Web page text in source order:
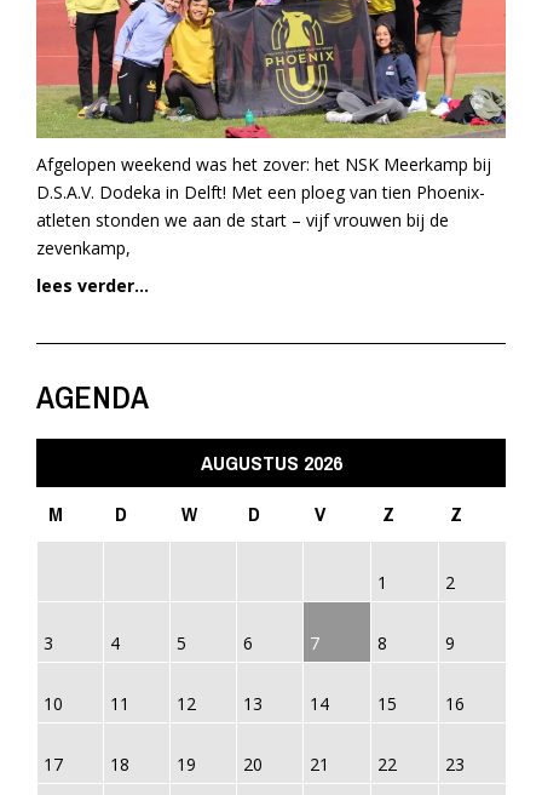
Afgelopen weekend was het zover: het NSK Meerkamp bij
D.S.A.V. Dodeka in Delft! Met een ploeg van tien Phoenix-
atleten stonden we aan de start – vijf vrouwen bij de
zevenkamp,
lees verder...
AGENDA
AUGUSTUS 2026
M
D W D V Z Z
1 2
3 4 5 6 7 8 9
10 11 12 13 14 15 16
17 18 19 20 21 22 23